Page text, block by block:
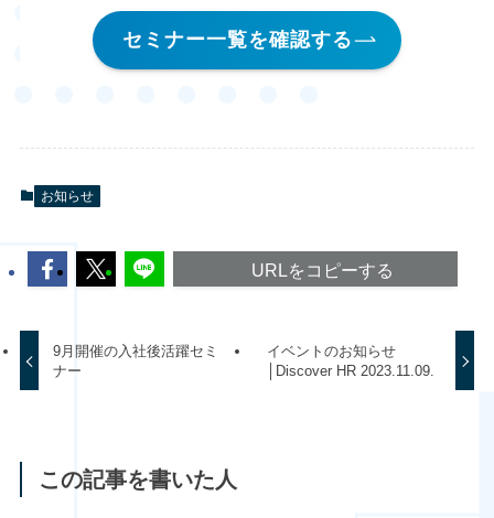
セミナー一覧を確認する
お知らせ
URLをコピーする
9月開催の入社後活躍セミ
ナー
イベントのお知らせ
│Discover HR 2023.11.09.
この記事を書いた人